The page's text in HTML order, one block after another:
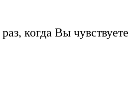
когда Вы чувствуете